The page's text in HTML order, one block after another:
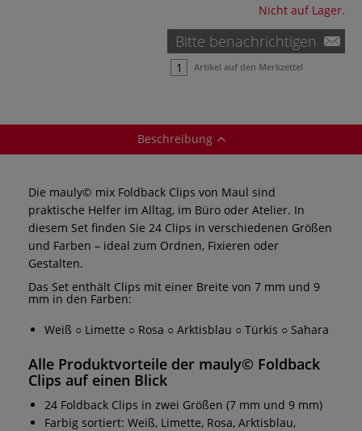
Nicht auf Lager.
Bitte benachrichtigen
Artikel auf den Merkzettel
Beschreibung
Die mauly© mix Foldback Clips von Maul sind
praktische Helfer im Alltag, im Büro oder Atelier. In
diesem Set finden Sie 24 Clips in verschiedenen Größen
und Farben – ideal zum Ordnen, Fixieren oder
Gestalten.
Das Set enthält Clips mit einer Breite von 7 mm und 9
mm in den Farben:
Weiß ○ Limette ○ Rosa ○ Arktisblau ○ Türkis ○ Sahara
Alle Produktvorteile der mauly© Foldback
Clips auf einen Blick
24 Foldback Clips in zwei Größen (7 mm und 9 mm)
Farbig sortiert: Weiß, Limette, Rosa, Arktisblau,